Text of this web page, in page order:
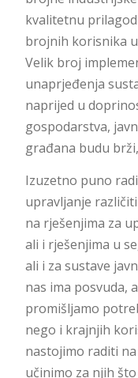
kvalitetnu
brojnih korisnika
Velik broj
unaprjeđenja
naprijed u
gospodarstva,
građana budu
Izuzetno puno
upravljanje
na rješenjima za
ali i rješenjima u
ali i za sustave
nas ima posvuda,
promišljamo
nego i krajnjih
nastojimo raditi
učinimo za njih